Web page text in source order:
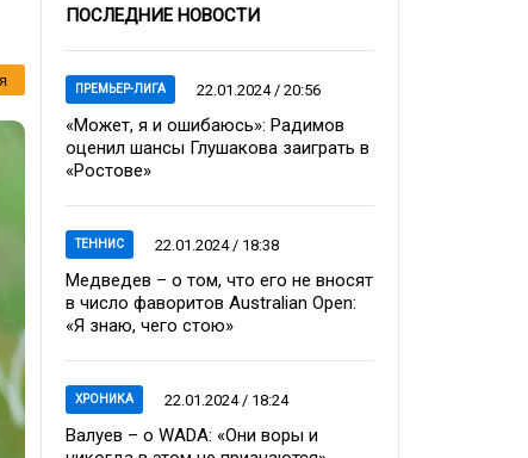
ПОСЛЕДНИЕ НОВОСТИ
ПРЕМЬЕР-ЛИГА 22.01.2024 / 20:56
«Может, я и ошибаюсь»: Радимов
оценил шансы Глушакова заиграть в
«Ростове»
ТЕННИС 22.01.2024 / 18:38
Медведев – о том, что его не вносят
в число фаворитов Australian Open:
«Я знаю, чего стою»
ХРОНИКА 22.01.2024 / 18:24
Валуев – о WADA: «Они воры и